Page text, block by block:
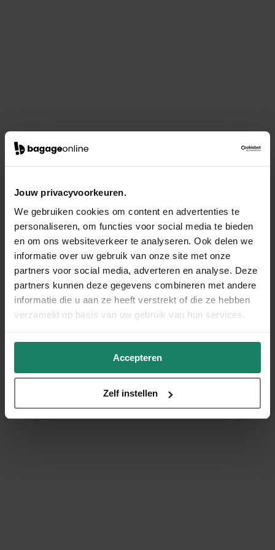
Jouw privacyvoorkeuren.
We gebruiken cookies om content en advertenties te
personaliseren, om functies voor social media te bieden
en om ons websiteverkeer te analyseren. Ook delen we
informatie over uw gebruik van onze site met onze
partners voor social media, adverteren en analyse. Deze
partners kunnen deze gegevens combineren met andere
informatie die u aan ze heeft verstrekt of die ze hebben
verzameld op basis van uw gebruik van hun services.
Accepteren
Zelf instellen